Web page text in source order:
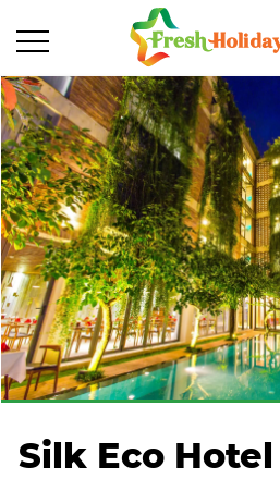
Silk Eco